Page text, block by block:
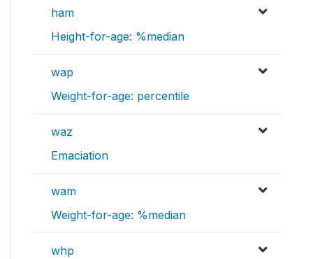
ham
Height-for-age: %median
wap
Weight-for-age: percentile
waz
Emaciation
wam
Weight-for-age: %median
whp